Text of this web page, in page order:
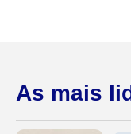
As mais